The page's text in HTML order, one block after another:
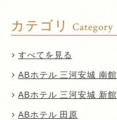
カテゴリ Category
すべてを見る
ABホテル 三河安城 南館
ABホテル 三河安城 新館
ABホテル 田原